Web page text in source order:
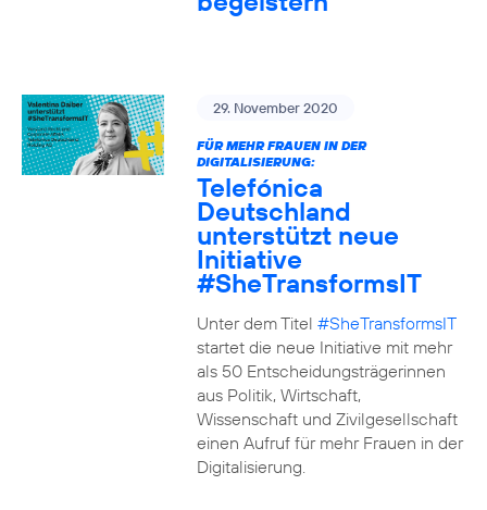
29. November 2020
FÜR MEHR FRAUEN IN DER
DIGITALISIERUNG:
Telefónica
Deutschland
unterstützt neue
Initiative
#SheTransformsIT
Unter dem Titel #SheTransformsIT
startet die neue Initiative mit mehr
als 50 Entscheidungsträgerinnen
aus Politik, Wirtschaft,
Wissenschaft und Zivilgesellschaft
einen Aufruf für mehr Frauen in der
Digitalisierung.